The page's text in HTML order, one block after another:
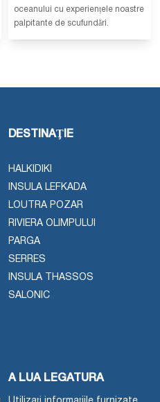
oceanului cu experiențele noastre
palpitante de scufundări.
DESTINAŢIE
HALKIDIKI
INSULA LEFKADA
LOUTRA POZAR
RIVIERA OLIMPULUI
PARGA
SERRES
INSULA THASSOS
SALONIC
A LUA LEGATURA